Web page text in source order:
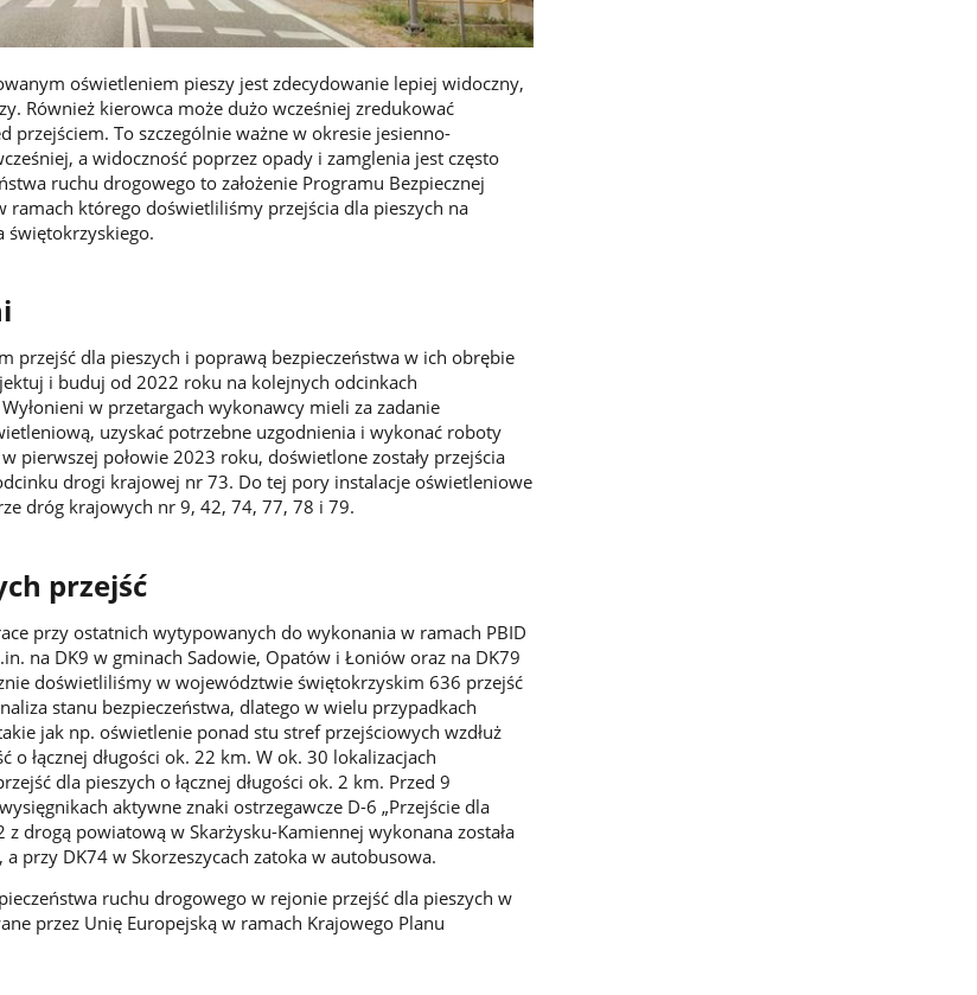
oświetleniem pieszy jest zdecydowanie lepiej widoczny,
Również kierowca może dużo wcześniej zredukować
przejściem. To szczególnie ważne w okresie jesienno-
a widoczność poprzez opady i zamglenia jest często
ruchu drogowego to założenie Programu Bezpiecznej
ramach którego doświetliliśmy przejścia dla pieszych na
świętokrzyskiego.
przejść dla pieszych i poprawą bezpieczeństwa w ich obrębie
i buduj od 2022 roku na kolejnych odcinkach
w przetargach wykonawcy mieli za zadanie
uzyskać potrzebne uzgodnienia i wykonać roboty
pierwszej połowie 2023 roku, doświetlone zostały przejścia
drogi krajowej nr 73. Do tej pory instalacje oświetleniowe
dróg krajowych nr 9, 42, 74, 77, 78 i 79.
przejść
przy ostatnich wytypowanych do wykonania w ramach PBID
na DK9 w gminach Sadowie, Opatów i Łoniów oraz na DK79
doświetliliśmy w województwie świętokrzyskim 636 przejść
stanu bezpieczeństwa, dlatego w wielu przypadkach
jak np. oświetlenie ponad stu stref przejściowych wzdłuż
łącznej długości ok. 22 km. W ok. 30 lokalizacjach
dla pieszych o łącznej długości ok. 2 km. Przed 9
aktywne znaki ostrzegawcze D-6 „Przejście dla
z drogą powiatową w Skarżysku-Kamiennej wykonana została
przy DK74 w Skorzeszycach zatoka w autobusowa.
ruchu drogowego w rejonie przejść dla pieszych w
przez Unię Europejską w ramach Krajowego Planu